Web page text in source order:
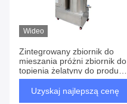
Wideo
Zintegrowany zbiornik do
mieszania próżni zbiornik do
topienia żelatyny do produkcji
produktów spożywczych
Uzyskaj najlepszą cenę